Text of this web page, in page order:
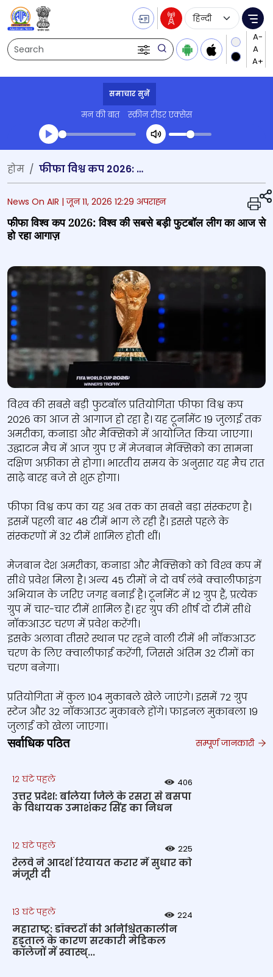
Search
Language
समाचार सुनें
मन की बात स्क्रीन रीडर एक्सेस
Transcript summary
होम फीफा विश्व कप 2026: विश्‍व की सबसे बड़ी फुटबॉल लीग का आज से हो रहा आगाज़
News On AIR |जून 11, 2026 12:29 अपराह्न
फीफा विश्व कप 2026: विश्‍व की सबसे बड़ी फुटबॉल लीग का आज से
हो रहा आगाज़
विश्‍व की सबसे बड़ी फुटबॉल प्रतियोगिता फीफा विश्व कप
2026 का आज से आगाज हो रहा है। यह टूर्नामेंट 19 जुलाई तक
अमरीका, कनाडा और मैक्सिको में आयोजित किया जाएगा।
उद्घाटन मैच में आज ग्रुप ए में मेजबान मेक्सिको का सामना
दक्षिण अफ्रीका से होगा। भारतीय समय के अनुसार यह मैच रात
साढ़े बारह बजे से शुरू होगा।
फीफा विश्व कप का यह अब तक का सबसे बड़ा संस्करण है।
इसमें पहली बार 48 टीमें भाग ले रही हैं। इससे पहले के
संस्करणों में 32 टीमें शामिल होती थीं।
मेजबान देश अमरीका, कनाडा और मैक्सिको को विश्‍व कप में
सीधे प्रवेश मिला है। अन्‍य 45 टीमों ने दो वर्ष लंबे क्वालीफाइंग
अभियान के जरिए जगह बनाई है। टूर्नामेंट में 12 ग्रुप हैं, प्रत्येक
ग्रुप में चार-चार टीमें शामिल हैं। हर ग्रुप की शीर्ष दो टीमें सीधे
नॉकआउट चरण में प्रवेश करेंगी।
इसके अलावा तीसरे स्थान पर रहने वाली टीमें भी नॉकआउट
चरण के लिए क्वालीफाई करेंगी, जिससे अंतिम 32 टीमों का
चरण बनेगा।
प्रतियोगिता में कुल 104 मुकाबले खेले जाएंगे। इसमें 72 ग्रुप
स्टेज और 32 नॉकआउट मुकाबले होंगे। फाइनल मुकाबला 19
जुलाई को खेला जाएगा।
सर्वाधिक पठित सम्पूर्ण जानकारी
12 घंटे पहले 406
उत्तर प्रदेश: बलिया जिले के रसरा से बसपा
के विधायक उमाशंकर सिंह का निधन
12 घंटे पहले 225
रेलवे ने आदर्श रियायत करार में सुधार को
मंजूरी दी
13 घंटे पहले 224
महाराष्ट्र: डॉक्टरों की अनिश्चितकालीन
हड़ताल के कारण सरकारी मेडिकल
कॉलेजों में स्वास्थ्...